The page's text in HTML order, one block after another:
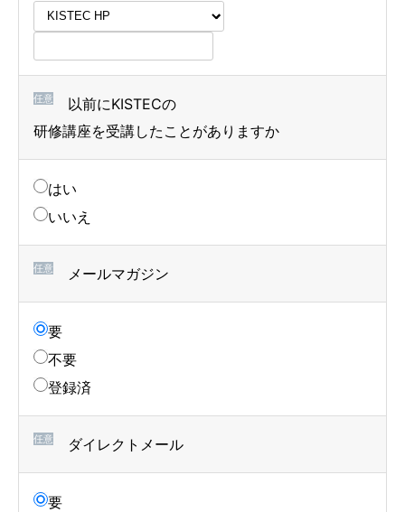
任意
以前にKISTECの
研修講座を受講したことがありますか
はい
いいえ
任意 メールマガジン
要
不要
登録済
任意 ダイレクトメール
要